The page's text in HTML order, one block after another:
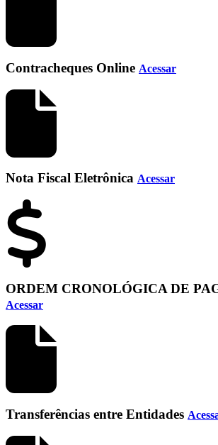
Contracheques Online Acessar
Nota Fiscal Eletrônica Acessar
ORDEM CRONOLÓGICA DE
Acessar
Transferências entre Entidades